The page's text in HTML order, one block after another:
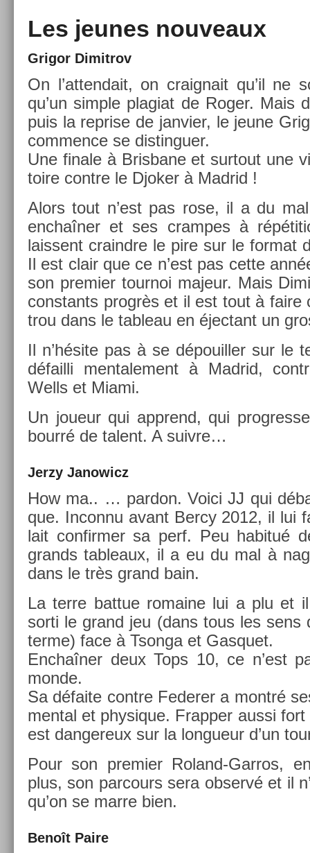
Les jeunes nouveaux
Grigor Di­mit­rov
On l’at­tendait, on craig­nait qu’il ne
qu’un sim­ple plagiat de Roger. Mais
puis la re­pr­ise de jan­vi­er, le jeune
com­m­ence se dis­tin­gu­er.
Une fin­ale à Bris­bane et sur­tout une
toire con­tre le Djok­er à Mad­rid !
Alors tout n’est pas rose, il a du
enchaîner et ses cram­pes à
lais­sent craindre le pire sur le for­mat
Il est clair que ce n’est pas cette
son pre­mi­er tour­noi majeur. Mais
con­stants progrès et il est tout à faire
trou dans le tab­leau en éjec­tant un
Il n’hésite pas à se dépouill­er sur le
défail­li men­tale­ment à Mad­rid,
Wells et Miami.
Un joueur qui apprend, qui
bourré de talent. A suiv­re…
Jerzy Janowicz
How ma.. … par­don. Voici JJ qui
que. In­con­nu avant Bercy 2012, il lui
lait con­firm­er sa perf. Peu habitué
grands tab­leaux, il a eu du mal à
dans le très grand bain.
La terre bat­tue romaine lui a plu et
sorti le grand jeu (dans tous les sens
terme) face à Tson­ga et Gas­quet.
Enchaîner deux Tops 10, ce n’est
monde.
Sa défaite con­tre Feder­er a montré
ment­al et physique. Frapp­er aussi
est dan­gereux sur la lon­gueur d’un
Pour son pre­mi­er Roland-Garros,
plus, son par­cours sera ob­servé et il
qu’on se marre bien.
Benoît Paire